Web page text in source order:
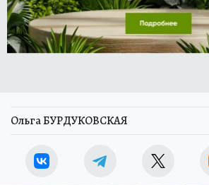
Ольга БУРДУКОВСКАЯ